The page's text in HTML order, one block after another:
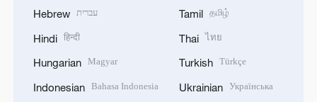
Hebrew עברית
Hindi हिन्दी
Hungarian Magyar
Indonesian Bahasa Indonesia
Tamil தமிழ்
Thai ไทย
Turkish Türkçe
Ukrainian Українська